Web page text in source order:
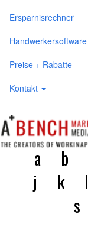
Ersparnisrechner
Handwerkersoftware
Preise + Rabatte
Kontakt
a b
j
k l
s